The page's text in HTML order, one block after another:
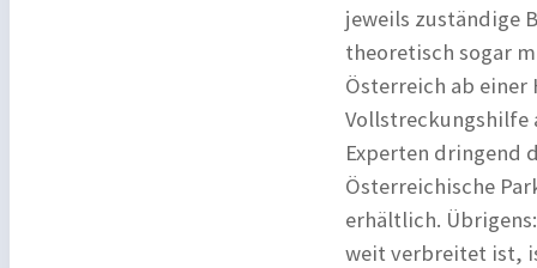
jeweils zuständige
theoretisch sogar
Österreich ab einer
Vollstreckungshilfe
Experten dringend
Österreichische
erhältlich.
weit verbreitet ist,